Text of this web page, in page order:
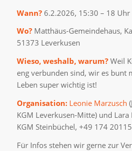
Wann?6.2.2026, 15:30 – 18 Uhr
Wo?Matthäus-Gemeindehaus,
51373 Leverkusen
Wieso, weshalb, warum?Weil
eng verbunden sind, wir es bunt
Leben super wichtig ist!
Organisation: Leonie Marzusch
KGM Leverkusen-Mitte) und Lara
KGM Steinbüchel, +49 174
Für Infos stehen wir gerne zur